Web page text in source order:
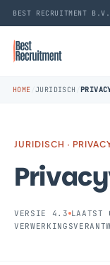
BEST RECRUITMENT B.V.
HOME /JURIDISCH /
JURIDISCH ·
VERSIE 4.3